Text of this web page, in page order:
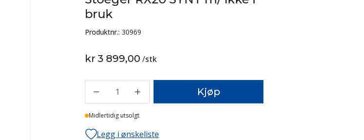
bruk
Produktnr.: 30969
kr 3 899,00 /stk
1 Kjøp
Midlertidig utsolgt
Legg i ønskeliste